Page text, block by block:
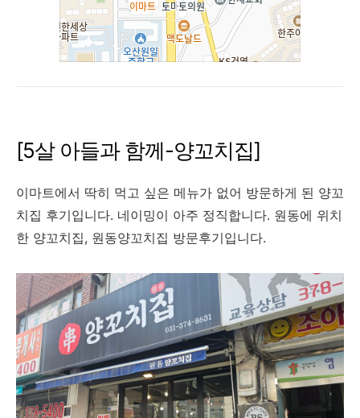
[5살 아들과 함께-양꼬치집]
이마트에서 딱히 먹고 싶은 메뉴가 없어 방문하게 된 양꼬
치집 후기입니다. 네이밍이 아주 정직합니다. 원동에 위치
한 양꼬치집, 원동양꼬치집 방문후기입니다.